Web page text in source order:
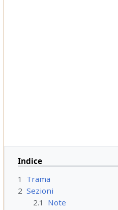
Indice
1
Trama
2 Sezioni
2.1
Note